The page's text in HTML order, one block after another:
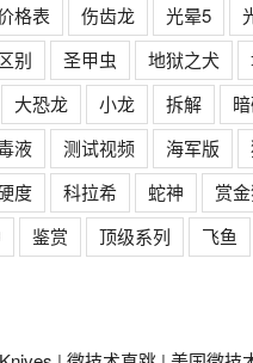
格表 伤齿龙 光晕5
别 圣甲虫 地狱之犬
大恐龙 小龙 拆解
液 测试视频 海军版
度 科拉希 蛇神
赏
鉴赏 顶级系列 飞鱼